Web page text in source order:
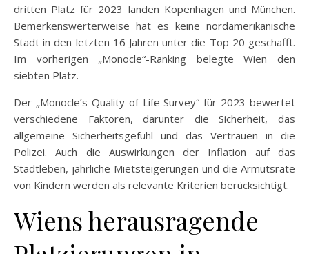
dritten Platz für 2023 landen Kopenhagen und München.
Bemerkenswerterweise hat es keine nordamerikanische
Stadt in den letzten 16 Jahren unter die Top 20 geschafft.
Im vorherigen „Monocle“-Ranking belegte Wien den
siebten Platz.
Der „Monocle’s Quality of Life Survey“ für 2023 bewertet
verschiedene Faktoren, darunter die Sicherheit, das
allgemeine Sicherheitsgefühl und das Vertrauen in die
Polizei. Auch die Auswirkungen der Inflation auf das
Stadtleben, jährliche Mietsteigerungen und die Armutsrate
von Kindern werden als relevante Kriterien berücksichtigt.
Wiens herausragende